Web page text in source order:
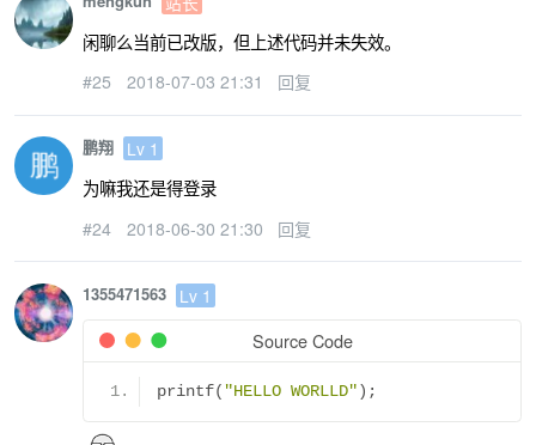
闲聊么当前已改版，但上述代码并未失效。
#25 2018-07-03 21:31 回复
鹏翔 Lv 1
为嘛我还是得登录
#24 2018-06-30 21:30 回复
1355471563 Lv 1
Source Code
printf( "HELLO WORLLD");